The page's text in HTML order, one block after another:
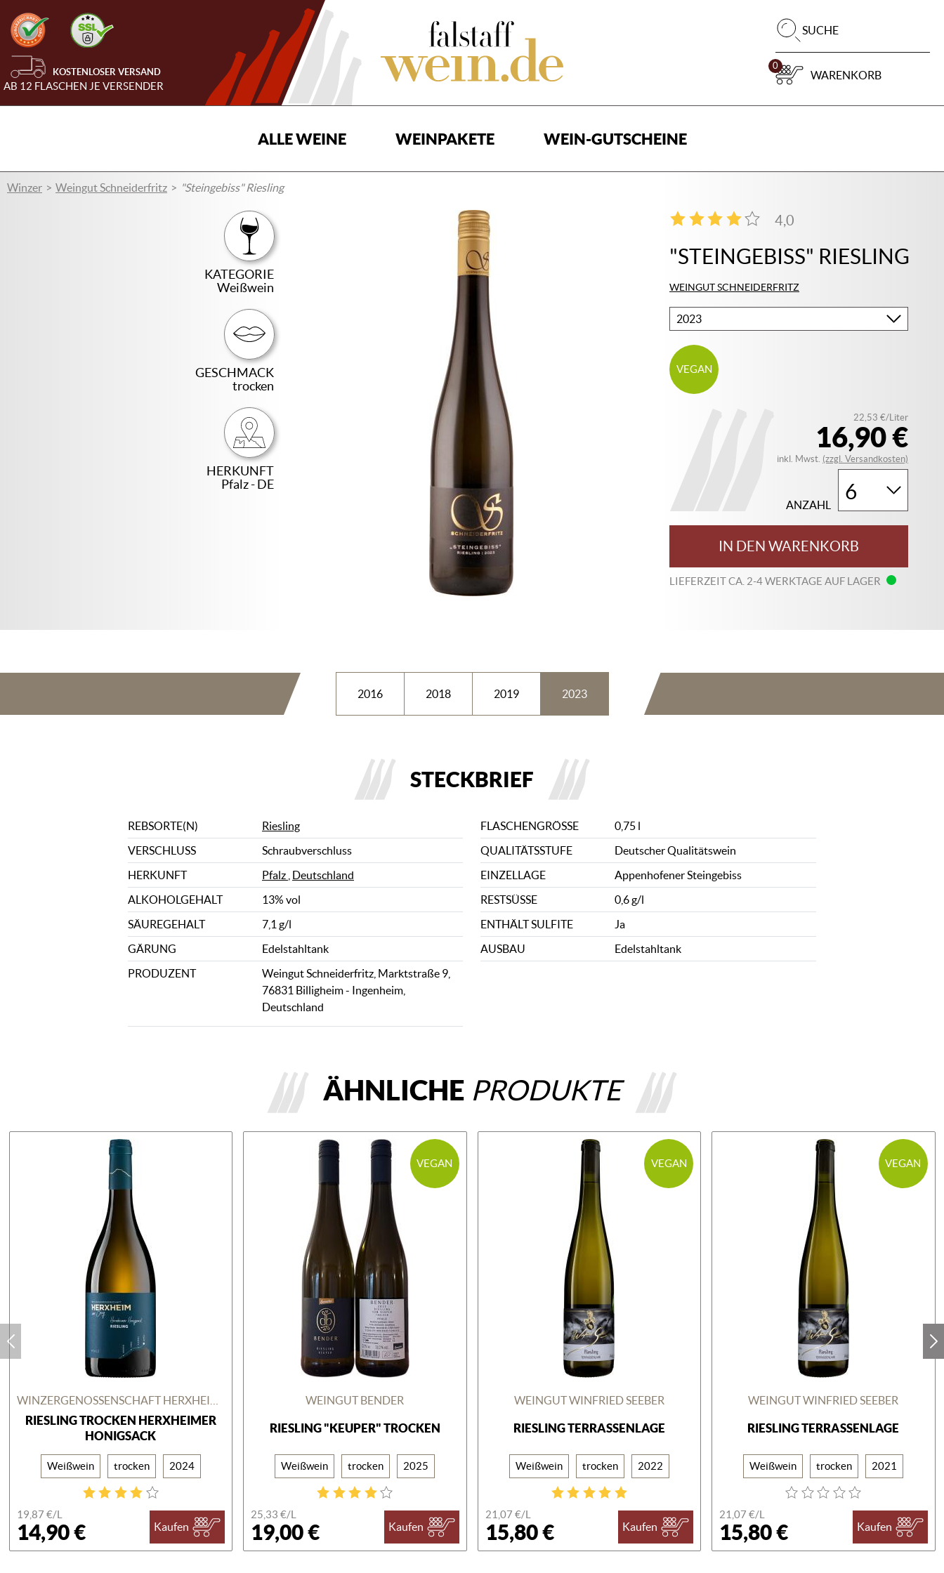
KOSTENLOSER VERSAND
AB 12 FLASCHEN JE VERSENDER
SUCHE
0
WARENKORB
ALLE WEINE WEINPAKETE WEIN-GUTSCHEINE
Winzer Weingut Schneiderfritz "Steingebiss" Riesling
KATEGORIE
Weißwein
GESCHMACK
trocken
HERKUNFT
Pfalz - DE
"STEINGEBISS" RIESLING
WEINGUT SCHNEIDERFRITZ
Bitte
wählen
Sie
Ihren
Jahrgang
4,0
2
VEGAN
16,90 €
22,53 €/Liter
inkl. Mwst. (zzgl. Versandkosten)
ANZAHL
IN DEN WARENKORB
LIEFERZEIT CA. 2-4 WERKTAGE AUF LAGER
2016 2018 2019 2023
STECKBRIEF
REBSORTE(N) Riesling FLASCHENGRÖSSE
0,75 l
VERSCHLUSS
Schraubverschluss QUALITÄTSSTUFE
Deutscher Qualitätswein
HERKUNFT
Pfalz Deutschland EINZELLAGE
Appenhofener Steingebiss
ALKOHOLGEHALT
13% vol RESTSÜSSE
0,6 g/l
SÄUREGEHALT
7,1 g/l ENTHÄLT SULFITE
Ja
GÄRUNG
Edelstahltank AUSBAU
Edelstahltank
PRODUZENT
Weingut Schneiderfritz, Marktstraße 9,
76831 Billigheim - Ingenheim,
Deutschland
ÄHNLICHE PRODUKTE
RIESLING TROCKEN HERXHEIMER
HONIGSACK
Weißwein trocken 2024
19,87 €/L
14,90 € Kaufen
VEGAN
WEINGUT BENDER
RIESLING "KEUPER" TROCKEN
Weißwein trocken 2025
25,33 €/L
19,00 € Kaufen
VEGAN
WEINGUT WINFRIED SEEBER
RIESLING TERRASSENLAGE
Weißwein trocken 2022
21,07 €/L
15,80 € Kaufen
VEGAN
WEINGUT WINFRIED SEEBER
RIESLING TERRASSENLAGE
Weißwein trocken 2021
21,07 €/L
15,80 € Kaufen